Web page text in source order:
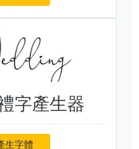
字產生器
生字體